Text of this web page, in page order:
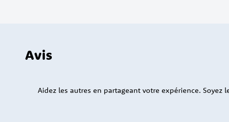
Avis
Aidez les autres en partageant votre expérience. Soyez